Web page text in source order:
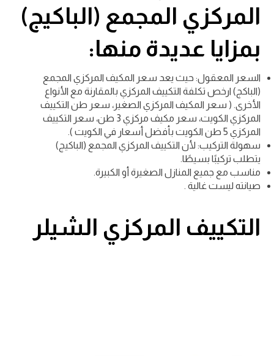
المركزي المجمع (الباكيج)
بمزايا عديدة منها:
السعر المعقول: حيث يعد سعر المكيف المركزي المجمع
(الباكج) ارخص تكلفة التكييف المركزي بالمقارنة مع الأنواع
الأخرى. ( سعر المكيف المركزي الصغير، سعر طن التكييف
المركزي الكويت، سعر مكيف مركزي 3 طن، سعر التكييف
المركزي 5 طن الكويت بأفضل أسعار في الكويت ).
سهولة التركيب: لأن التكييف المركزي المجمع (الباكيج)
يتطلب تركيبًا بسيطًا.
مناسب مع جميع المنازل الصغيرة أو الكبيرة.
صيانته ليست غالية .
التكييف المركزي الشيلر